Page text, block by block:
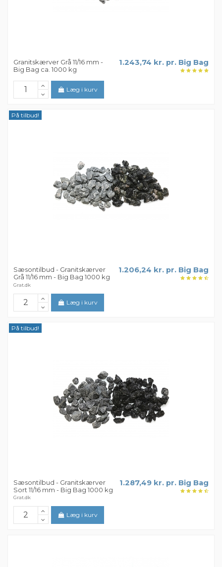
Granitskærver Grå 11/16 mm -
Big Bag ca. 1000 kg
1.243,74 kr. pr. Big Bag
Læg i kurv
På tilbud!
Sæsontilbud - Granitskærver
Grå 11/16 mm - Big Bag 1000 kg
Grat.dk
1.206,24 kr. pr. Big Bag
Læg i kurv
På tilbud!
Sæsontilbud - Granitskærver
Sort 11/16 mm - Big Bag 1000 kg
Grat.dk
1.287,49 kr. pr. Big Bag
Læg i kurv